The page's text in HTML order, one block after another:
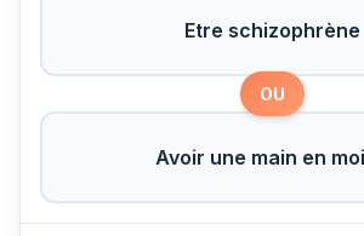
Etre schizophrène
OU
Avoir une main en